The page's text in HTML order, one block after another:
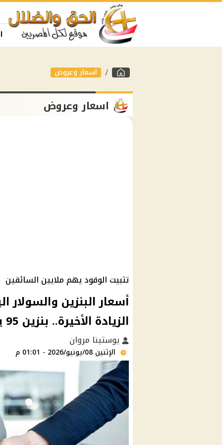
اسعار وعروض
اسعار وعروض
تثبيت الوقود يهم ملايين السائقين
الزيادة الأخيرة.. بنزين 95 يسجل 24 جنيه
يوستينا مروان
الإثنين 08/يونيو/2026 - 01:01 م